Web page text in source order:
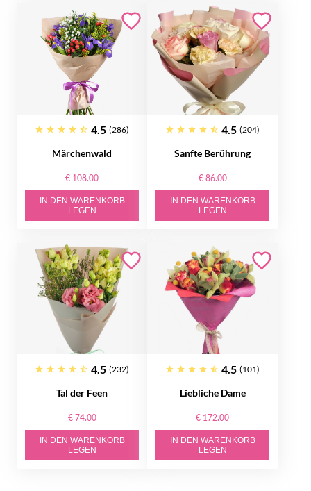
4.5 (286)
Märchenwald
€ 108.00
IN DEN WARENKORB
LEGEN
4.5 (204)
Sanfte Berührung
€ 86.00
IN DEN WARENKORB
LEGEN
4.5 (232)
Tal der Feen
€ 74.00
IN DEN WARENKORB
LEGEN
4.5 (101)
Liebliche Dame
€ 172.00
IN DEN WARENKORB
LEGEN